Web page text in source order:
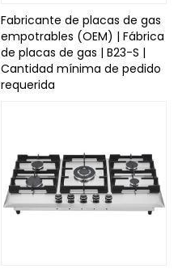
Fabricante de placas de gas
empotrables (OEM) | Fábrica
de placas de gas | B23-S |
Cantidad mínima de pedido
requerida